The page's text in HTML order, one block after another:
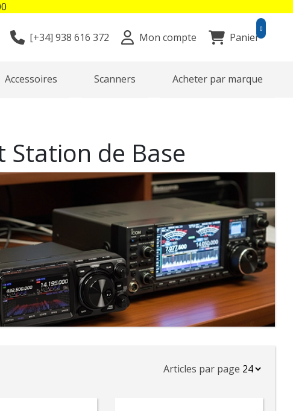
[+34] 938 616 372 Mon compte Panier
0
Accessoires Scanners Acheter par marque
Station de Base
Articles par page